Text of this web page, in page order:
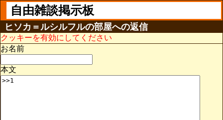
自由雑談掲示板
ヒソカ＝ルシルフルの部屋への返信
クッキーを有効にしてください
お名前
本文